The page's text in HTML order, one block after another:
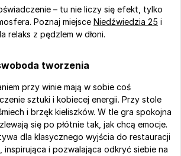
– tu nie liczy się efekt, tylko
Poznaj miejsce Niedźwiedzia 25 i
relaks z pędzlem w dłoni.
tworzenia
przy winie mają w sobie coś
sztuki i kobiecej energii. Przy stole
i brzęk kieliszków. W tle gra spokojna
się po płótnie tak, jak chcą emocje.
dla klasycznego wyjścia do restauracji
inspirująca i pozwalająca odkryć siebie na